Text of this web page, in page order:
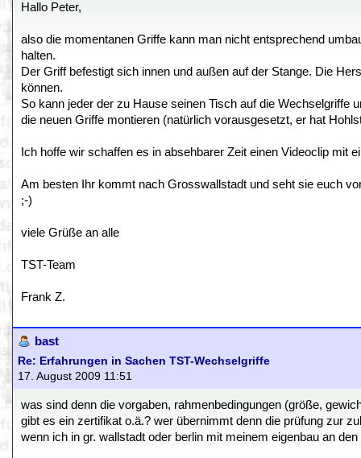
Hallo Peter,
also die momentanen Griffe kann man nicht entsprechend
halten.
Der Griff befestigt sich innen und außen auf der Stange. Die
können.
So kann jeder der zu Hause seinen Tisch auf die Wechselgriffe
die neuen Griffe montieren (natürlich vorausgesetzt, er hat
Ich hoffe wir schaffen es in absehbarer Zeit einen Videoclip mit
Am besten Ihr kommt nach Grosswallstadt und seht sie euch
;-)
viele Grüße an alle
TST-Team
Frank Z.
bast
Re: Erfahrungen in Sachen TST-Wechselgriffe
17. August 2009 11:51
was sind denn die vorgaben, rahmenbedingungen (größe,
gibt es ein zertifikat o.ä.? wer übernimmt denn die prüfung zur
wenn ich in gr. wallstadt oder berlin mit meinem eigenbau an